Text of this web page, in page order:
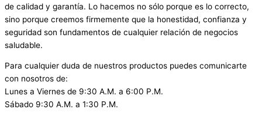
de calidad y garantía. Lo hacemos no sólo porque es lo correcto,
sino porque creemos firmemente que la honestidad, confianza y
seguridad son fundamentos de cualquier relación de negocios
saludable.
Para cualquier duda de nuestros productos puedes comunicarte
con nosotros de:
Lunes a Viernes de 9:30 A.M. a 6:00 P.M.
Sábado 9:30 A.M. a 1:30 P.M.